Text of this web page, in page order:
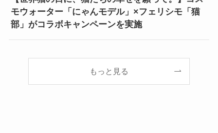
モウォーター「にゃんモデル」×フェリシモ「猫
部」がコラボキャンペーンを実施
もっと見る